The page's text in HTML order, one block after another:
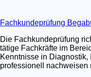
Fachkundeprüfung
Die Fachkundeprüfung
tätige Fachkräfte im
Kenntnisse in
professionell nachweisen